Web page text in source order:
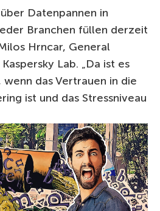
Datenpannen in
Branchen füllen derzeit
Hrncar, General
Lab. „Da ist es
das Vertrauen in die
ist und das Stressniveau